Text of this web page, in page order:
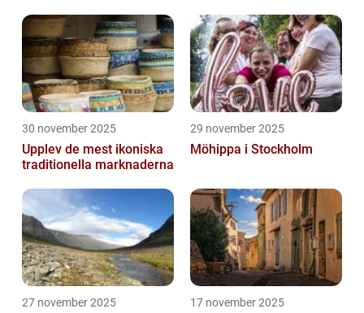
30 november 2025
Upplev de mest ikoniska
traditionella marknaderna
29 november 2025
Möhippa i Stockholm
27 november 2025 17 november 2025